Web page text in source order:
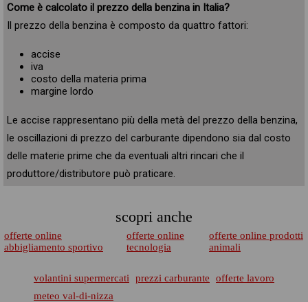
Come è calcolato il prezzo della benzina in Italia?
Il prezzo della benzina è composto da quattro fattori:
accise
iva
costo della materia prima
margine lordo
Le accise rappresentano più della metà del prezzo della benzina,
le oscillazioni di prezzo del carburante dipendono sia dal costo
delle materie prime che da eventuali altri rincari che il
produttore/distributore può praticare.
scopri anche
offerte online
abbigliamento sportivo
offerte online
tecnologia
offerte online prodotti
animali
volantini supermercati prezzi carburante
offerte lavoro
meteo val-di-nizza